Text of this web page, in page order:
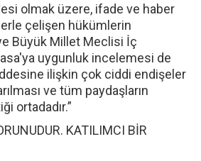
olmak üzere, ifade ve haber
çelişen hükümlerin
Büyük Millet Meclisi İç
uygunluk incelemesi de
ilişkin çok ciddi endişeler
ve tüm paydaşların
ortadadır.”
KATILIMCI BİR